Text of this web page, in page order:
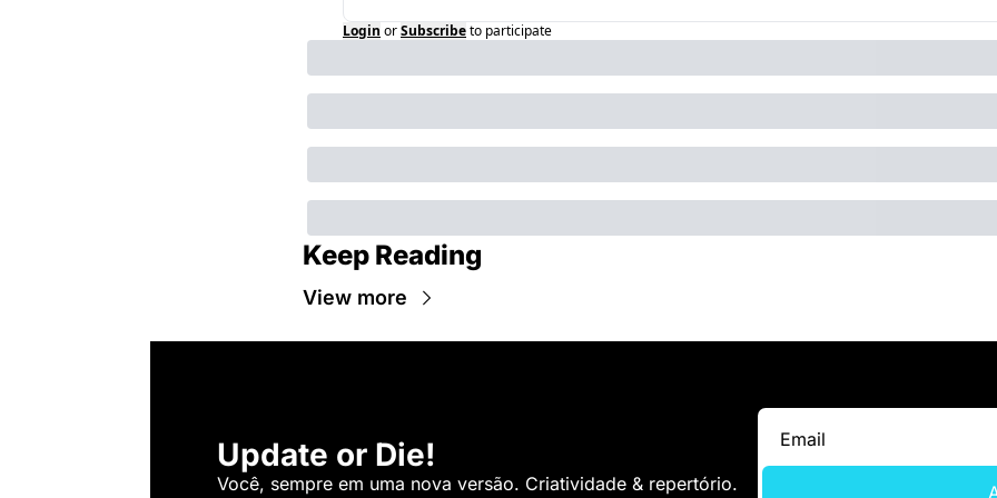
Login orSubscribeto participate
Keep Reading
View more
Update or Die!
Você, sempre em uma nova versão. Criatividade & repertório.